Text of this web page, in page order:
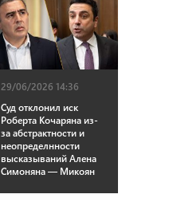
29/06/2026 14:36
Суд отклонил иск
Роберта Кочаряна из-
за абстрактности и
неопределнности
высказываний Алена
Симоняна — Микоян